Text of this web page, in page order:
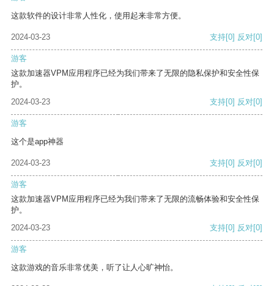
这款软件的设计非常人性化，使用起来非常方便。
2024-03-23 支持[0] 反对[0]
游客
这款加速器VPM应用程序已经为我们带来了无限的隐私保护和安全性保
护。
2024-03-23
支持[0] 反对[0]
游客
这个是app神器
2024-03-23 支持[0] 反对[0]
游客
这款加速器VPM应用程序已经为我们带来了无限的流畅体验和安全性保
护。
2024-03-23
支持[0] 反对[0]
游客
这款游戏的音乐非常优美，听了让人心旷神怡。